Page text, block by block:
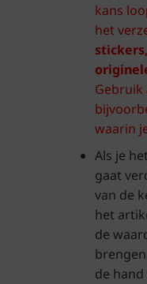
kans
het
Gebruik
waarin
Als je
gaat
van de
het
de
de